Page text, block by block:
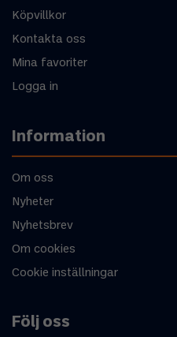
Köpvillkor
Kontakta oss
Mina favoriter
Logga in
Information
Om oss
Nyheter
Nyhetsbrev
Om cookies
Cookie inställningar
Följ oss